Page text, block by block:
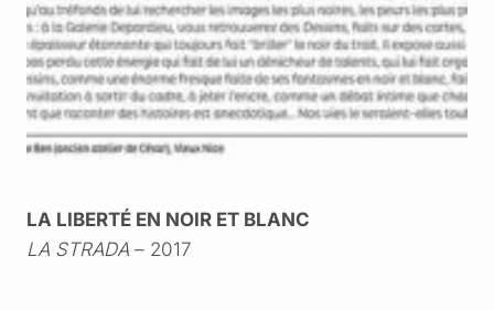
LA LIBERTÉ EN NOIR ET BLANC
LA STRADA – 2017